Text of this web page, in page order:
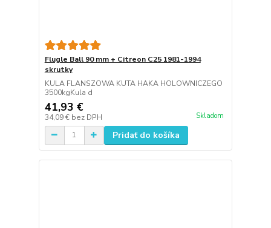
Flugle Ball 90 mm + Citreon C25 1981-1994
skrutky
KULA FLANSZOWA KUTA HAKA HOLOWNICZEGO
3500kgKula d
41,93 €
34,09 € bez DPH Skladom
Pridať do košíka